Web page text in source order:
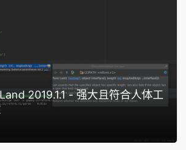
2019.1.1 - 强大且符合人体工